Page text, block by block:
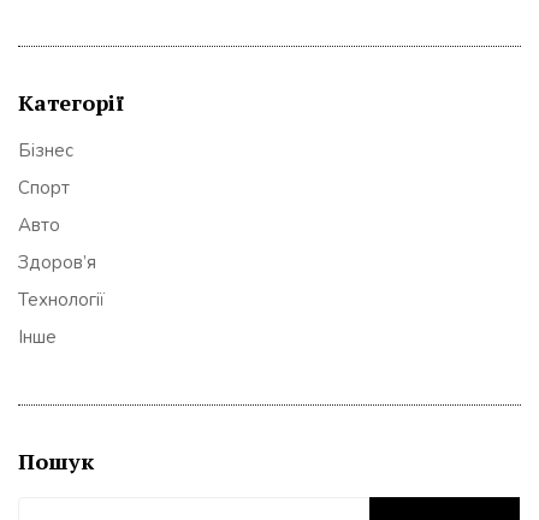
Категорії
Бізнес
Спорт
Авто
Здоров’я
Технології
Інше
Пошук